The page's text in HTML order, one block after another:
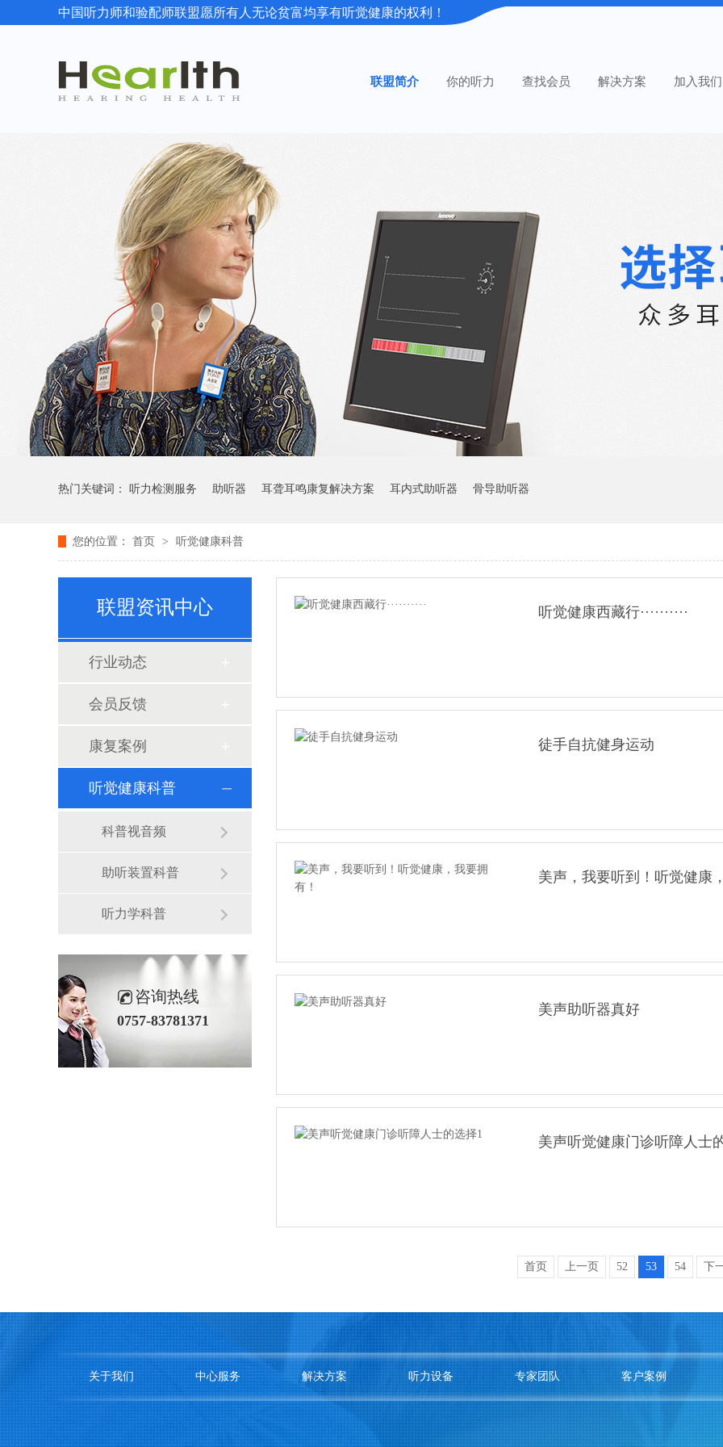
中国听力师和验配师联盟愿所有人无论贫富均享有听觉健康的权利！
联盟简介 你的听力 查找会员 解决方案 加入我们
热门关键词： 听力检测服务 助听器 耳聋耳鸣康复解决方案 耳内式助听器 骨导助听器
您的位置： 首页 > 听觉健康科普
联盟资讯中心
行业动态
会员反馈
康复案例
听觉健康科普
科普视音频
助听装置科普
听力学科普
咨询热线
0757-83781371
听觉健康西藏行··········
徒手自抗健身运动
美声，我要听到！听觉健康
美声助听器真好
美声听觉健康门诊听障人士
首页 上一页 52 53 54 下
关于我们 中心服务 解决方案 听力设备 专家团队 客户案例